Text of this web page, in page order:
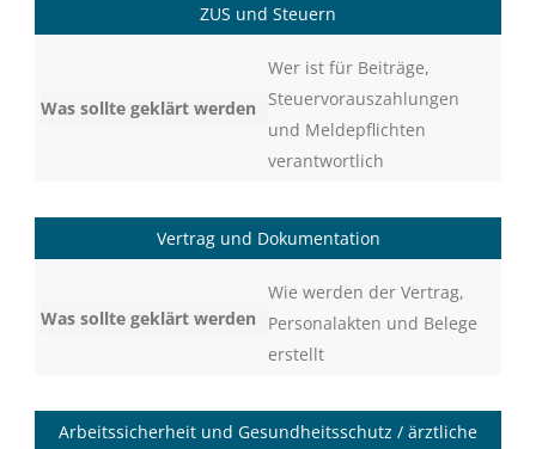
ZUS und Steuern
Wer ist für Beiträge,
Steuervorauszahlungen
und Meldepflichten
verantwortlich
Vertrag und Dokumentation
Wie werden der Vertrag,
Personalakten und Belege
erstellt
Arbeitssicherheit und Gesundheitsschutz / ärztliche